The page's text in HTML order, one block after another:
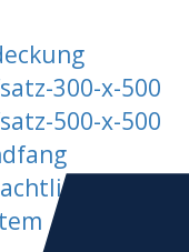
300-x-500
500-x-500